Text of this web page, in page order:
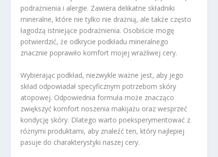
podrażnienia i alergie. Zawiera delikatne składniki
mineralne, które nie tylko nie drażnią, ale także często
łagodzą istniejące podrażnienia. Osobiście mogę
potwierdzić, że odkrycie podkładu mineralnego
znacznie poprawiło komfort mojej wrażliwej cery.
Wybierając podkład, niezwykle ważne jest, aby jego
skład odpowiadał specyficznym potrzebom skóry
atopowej. Odpowiednia formuła może znacząco
zwiększyć komfort noszenia makijażu oraz wesprzeć
kondycję skóry. Dlatego warto poeksperymentować z
różnymi produktami, aby znaleźć ten, który najlepiej
pasuje do charakterystyki naszej cery.